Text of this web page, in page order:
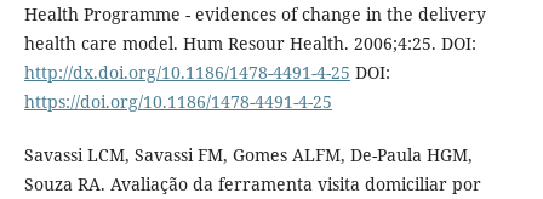
Health Programme - evidences of change in the delivery
health care model. Hum Resour Health. 2006;4:25. DOI:
http://dx.doi.org/10.1186/1478-4491-4-25 DOI:
https://doi.org/10.1186/1478-4491-4-25
Savassi LCM, Savassi FM, Gomes ALFM, De-Paula HGM,
Souza RA. Avaliação da ferramenta visita domiciliar por